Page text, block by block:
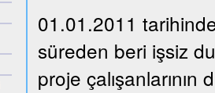
01.01.2011
süreden beri işsiz
proje çalışanlarının